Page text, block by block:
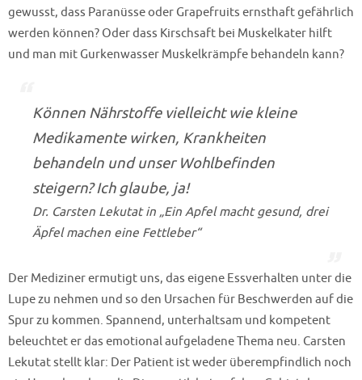
gewusst, dass Paranüsse oder Grapefruits ernsthaft gefährlich
werden können? Oder dass Kirschsaft bei Muskelkater hilft
und man mit Gurkenwasser Muskelkrämpfe behandeln kann?
Können Nährstoffe vielleicht wie kleine
Medikamente wirken, Krankheiten
behandeln und unser Wohlbefinden
steigern? Ich glaube, ja!
Dr. Carsten Lekutat in „Ein Apfel macht gesund, drei
Äpfel machen eine Fettleber“
Der Mediziner ermutigt uns, das eigene Essverhalten unter die
Lupe zu nehmen und so den Ursachen für Beschwerden auf die
Spur zu kommen. Spannend, unterhaltsam und kompetent
beleuchtet er das emotional aufgeladene Thema neu. Carsten
Lekutat stellt klar: Der Patient ist weder überempfindlich noch